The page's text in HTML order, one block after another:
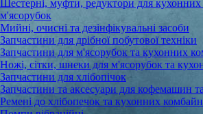
Шестерні, муфти, редуктори для кухонних
м'ясорубок
Мийні, очисні та дезінфікувальні засоби
Запчастини для дрібної побутової техніки
Запчастини для м'ясорубок та кухонних
Ножі, сітки, шнеки для м'ясорубок та
Запчастини для хлібопічок
Запчастини та аксесуари для кофемашин
Ремені до хлібопечок та кухонних